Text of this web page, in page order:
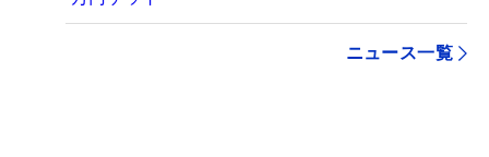
ニュース一覧